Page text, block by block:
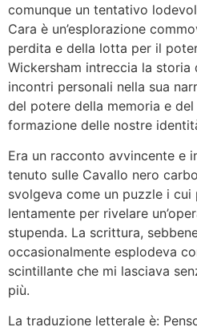
comunque un tentativo
Cara è un’esplorazione
perdita e della lotta per il
Wickersham intreccia la storia
incontri personali nella sua
del potere della memoria e
formazione delle nostre
Era un racconto avvincente e
tenuto sulle Cavallo nero
svolgeva come un puzzle i cui
lentamente per rivelare
stupenda. La scrittura,
occasionalmente esplodeva
scintillante che mi lasciava
più.
La traduzione letterale è: